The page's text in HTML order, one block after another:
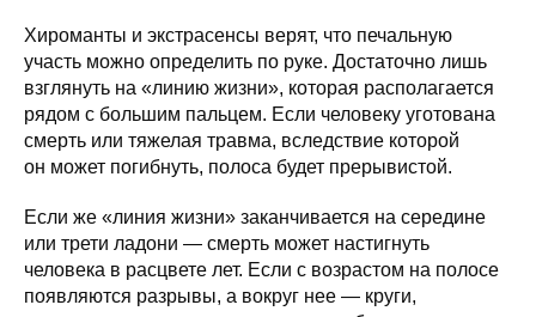
Хироманты и экстрасенсы верят, что печальную
участь можно определить по руке. Достаточно лишь
взглянуть на «линию жизни», которая располагается
рядом с большим пальцем. Если человеку уготована
смерть или тяжелая травма, вследствие которой
он может погибнуть, полоса будет прерывистой.
Если же «линия жизни» заканчивается на середине
или трети ладони — смерть может настигнуть
человека в расцвете лет. Если с возрастом на полосе
появляются разрывы, а вокруг нее — круги,